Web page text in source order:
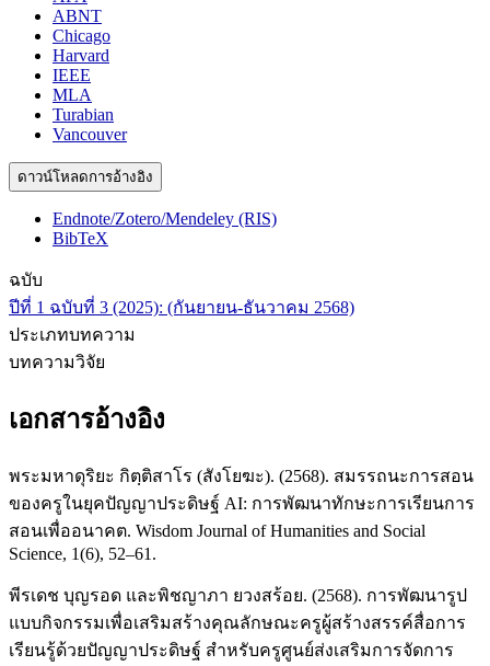
ABNT
Chicago
Harvard
IEEE
MLA
Turabian
Vancouver
ดาวน์โหลดการอ้างอิง
Endnote/Zotero/Mendeley (RIS)
BibTeX
ฉบับ
ปีที่ 1 ฉบับที่ 3 (2025): (กันยายน-ธันวาคม 2568)
ประเภทบทความ
บทความวิจัย
เอกสารอ้างอิง
พระมหาดุริยะ กิตฺติสาโร (สังโยฆะ). (2568). สมรรถนะการสอน
ของครูในยุคปัญญาประดิษฐ์ AI: การพัฒนาทักษะการเรียนการ
สอนเพื่ออนาคต. Wisdom Journal of Humanities and Social
Science, 1(6), 52–61.
พีรเดช บุญรอด และพิชญาภา ยวงสร้อย. (2568). การพัฒนารูป
แบบกิจกรรมเพื่อเสริมสร้างคุณลักษณะครูผู้สร้างสรรค์สื่อการ
เรียนรู้ด้วยปัญญาประดิษฐ์ สำหรับครูศูนย์ส่งเสริมการจัดการ